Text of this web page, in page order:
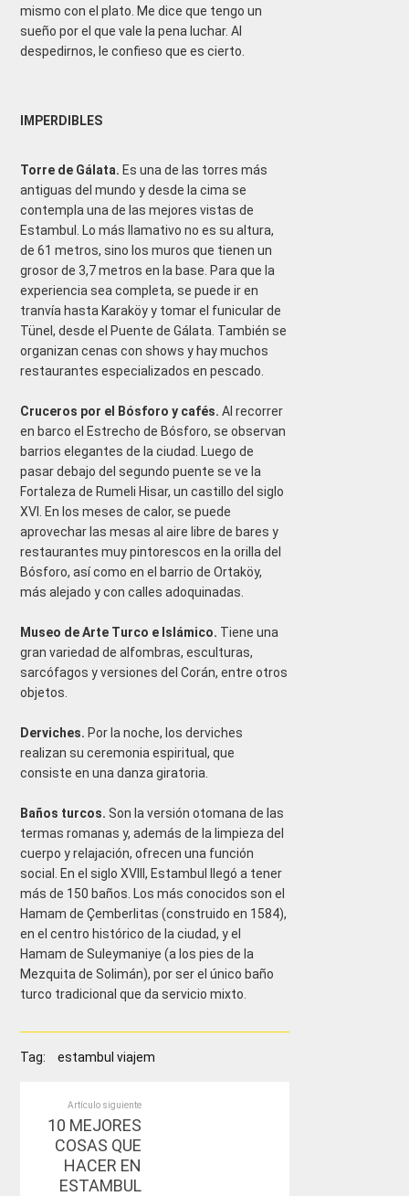
mismo con el plato. Me dice que tengo un
sueño por el que vale la pena luchar. Al
despedirnos, le confieso que es cierto.
IMPERDIBLES
Torre de Gálata. Es una de las torres más
antiguas del mundo y desde la cima se
contempla una de las mejores vistas de
Estambul. Lo más llamativo no es su altura,
de 61 metros, sino los muros que tienen un
grosor de 3,7 metros en la base. Para que la
experiencia sea completa, se puede ir en
tranvía hasta Karaköy y tomar el funicular de
Tünel, desde el Puente de Gálata. También se
organizan cenas con shows y hay muchos
restaurantes especializados en pescado.
Cruceros por el Bósforo y cafés. Al recorrer
en barco el Estrecho de Bósforo, se observan
barrios elegantes de la ciudad. Luego de
pasar debajo del segundo puente se ve la
Fortaleza de Rumeli Hisar, un castillo del siglo
XVI. En los meses de calor, se puede
aprovechar las mesas al aire libre de bares y
restaurantes muy pintorescos en la orilla del
Bósforo, así como en el barrio de Ortaköy,
más alejado y con calles adoquinadas.
Museo de Arte Turco e Islámico. Tiene una
gran variedad de alfombras, esculturas,
sarcófagos y versiones del Corán, entre otros
objetos.
Derviches. Por la noche, los derviches
realizan su ceremonia espiritual, que
consiste en una danza giratoria.
Baños turcos. Son la versión otomana de las
termas romanas y, además de la limpieza del
cuerpo y relajación, ofrecen una función
social. En el siglo XVIII, Estambul llegó a tener
más de 150 baños. Los más conocidos son el
Hamam de Çemberlitas (construido en 1584),
en el centro histórico de la ciudad, y el
Hamam de Suleymaniye (a los pies de la
Mezquita de Solimán), por ser el único baño
turco tradicional que da servicio mixto.
Tag: estambul viajem
Artículo siguiente
10 MEJORES
COSAS QUE
HACER EN
ESTAMBUL